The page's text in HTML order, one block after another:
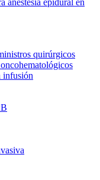
anestesia epidural en
quirúrgicos
infusión